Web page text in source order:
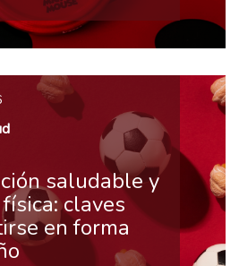
saludable y
claves
en forma